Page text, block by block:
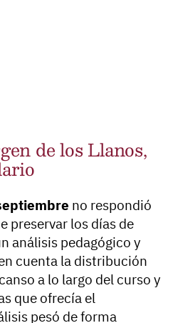
de los Llanos,
no respondió
preservar los días de
análisis pedagógico y
cuenta la distribución
a lo largo del curso y
que ofrecía el
pesó de forma